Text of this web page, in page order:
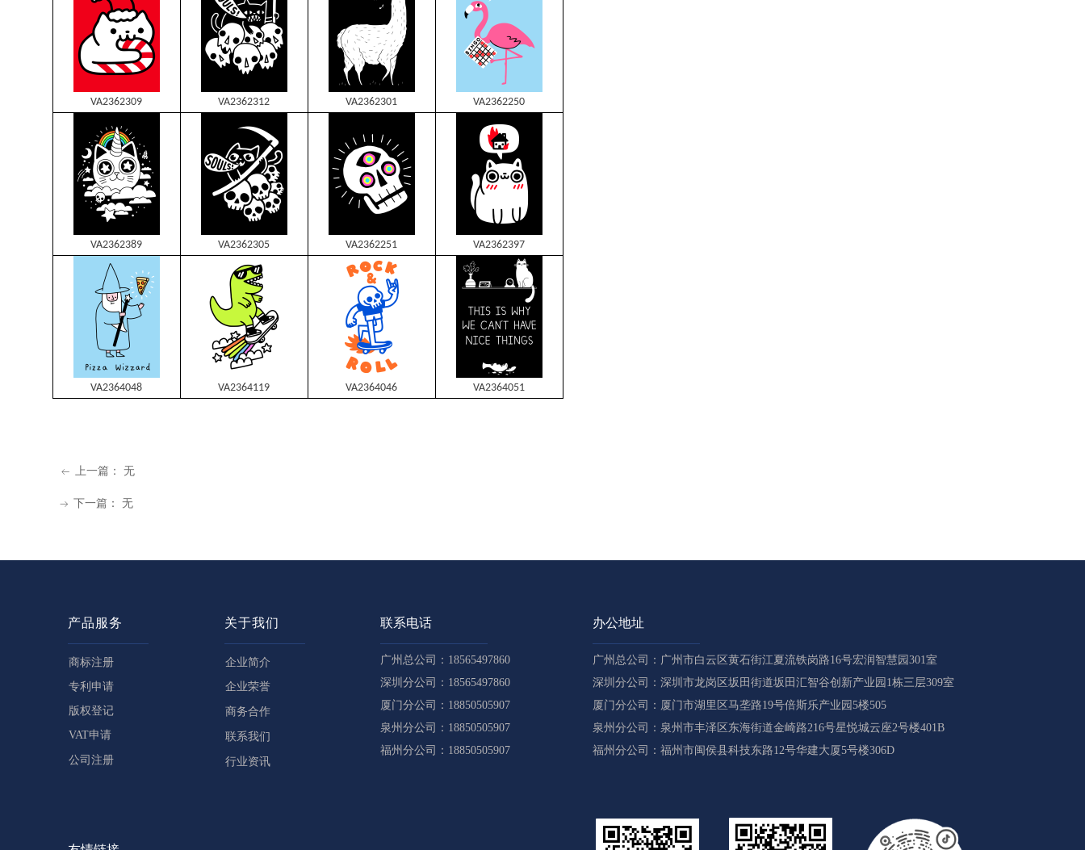
VA2362309 VA2362312 VA2362301 VA2362250
VA2362389 VA2362305 VA2362251 VA2362397
VA2364048 VA2364119 VA2364046 VA2364051
ꂃ 上一篇： 无
ꁹ 下一篇： 无
产品服务
商标注册
专利申请
版权登记
VAT申请
公司注册
关于我们
企业简介
企业荣誉
商务合作
联系我们
行业资讯
联系电话
广州总公司：18565497860
深圳分公司：18565497860
厦门分公司：18850505907
泉州分公司：18850505907
福州分公司：18850505907
办公地址
广州总公司：广州市白云区黄石街江夏流铁岗路16号宏润智慧园301室
深圳分公司：深圳市龙岗区坂田街道坂田汇智谷创新产业园1栋三层309室
厦门分公司：厦门市湖里区马垄路19号倍斯乐产业园5楼505
泉州分公司：泉州市丰泽区东海街道金崎路216号星悦城云座2号楼401B
福州分公司：福州市闽侯县科技东路12号华建大厦5号楼306D